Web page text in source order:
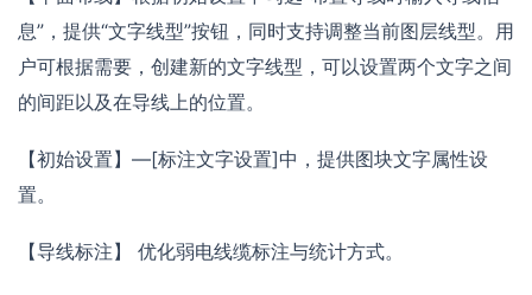
息”，提供“文字线型”按钮，同时支持调整当前图层线型。用
户可根据需要，创建新的文字线型，可以设置两个文字之间
的间距以及在导线上的位置。
【初始设置】—[标注文字设置]中，提供图块文字属性设
置。
【导线标注】 优化弱电线缆标注与统计方式。